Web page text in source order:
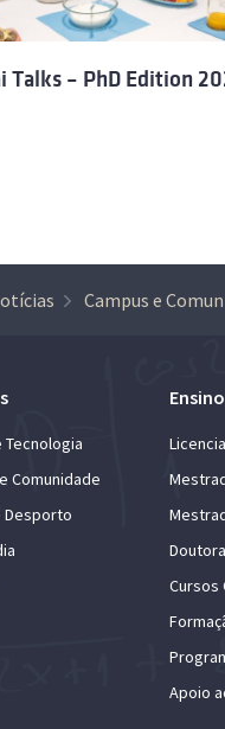
Talks – PhD Edition
Campus e
Tecnologia
Comunidade
Desporto
Ensino
Cursos
Apoio